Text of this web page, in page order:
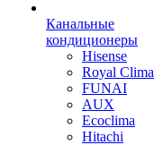
Канальные
кондиционеры
Hisense
Royal Clima
FUNAI
AUX
Ecoclima
Hitachi